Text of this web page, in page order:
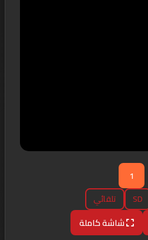
1
SD تلقائي
شاشة كاملة